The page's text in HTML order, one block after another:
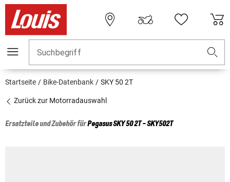
Suchbegriff
Startseite Bike-Datenbank SKY 50 2T
Zurück zur Motorradauswahl
Ersatzteile und Zubehör fürPegasusSKY 50 2T - SKY502T